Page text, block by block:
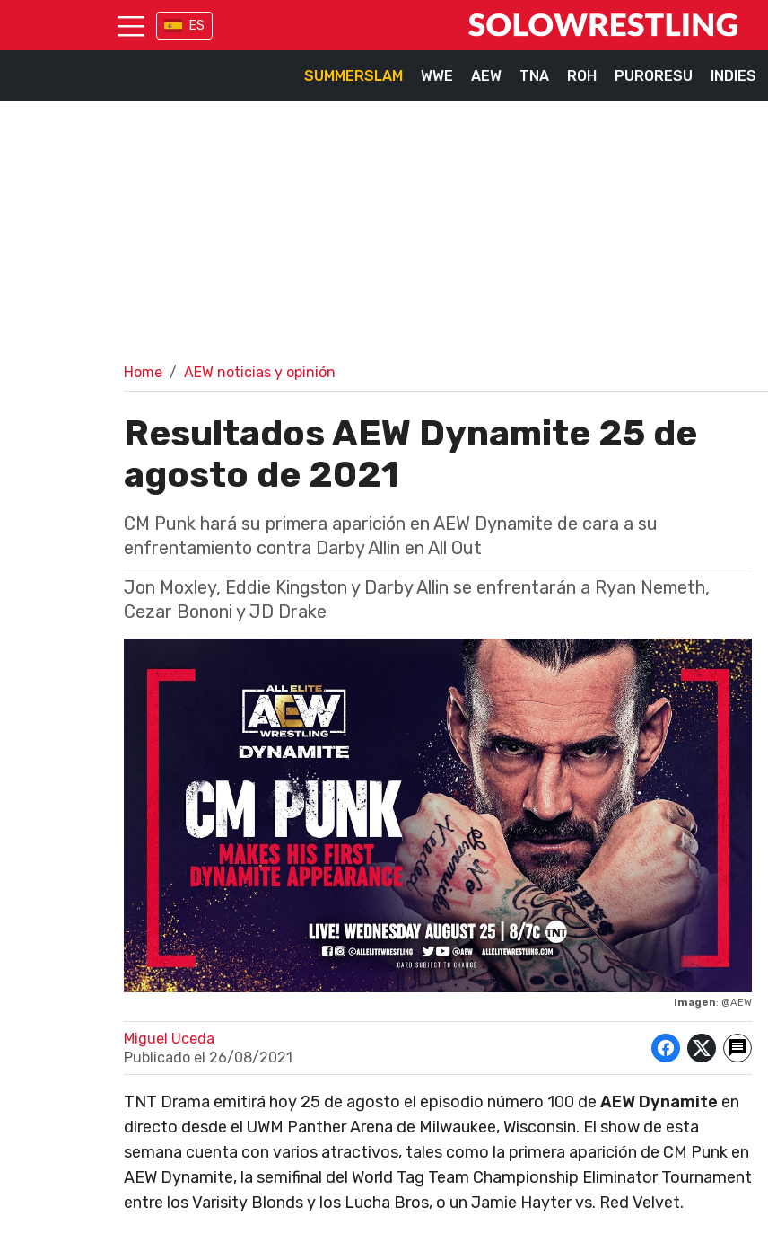
ES
SUMMERSLAM WWE AEW TNA ROH PURORESU INDIES
Home AEW noticias y opinión
Resultados AEW Dynamite 25 de
agosto de 2021
CM Punk hará su primera aparición en AEW Dynamite de cara a su
enfrentamiento contra Darby Allin en All Out
Jon Moxley, Eddie Kingston y Darby Allin se enfrentarán a Ryan Nemeth,
Cezar Bononi y JD Drake
Imagen: @AEW
Miguel Uceda
Publicado el 26/08/2021
TNT Drama emitirá hoy 25 de agosto el episodio número 100 de AEW Dynamite en
directo desde el UWM Panther Arena de Milwaukee, Wisconsin. El show de esta
semana cuenta con varios atractivos, tales como la primera aparición de CM Punk en
AEW Dynamite, la semifinal del World Tag Team Championship Eliminator Tournament
entre los Varisity Blonds y los Lucha Bros, o un Jamie Hayter vs. Red Velvet.